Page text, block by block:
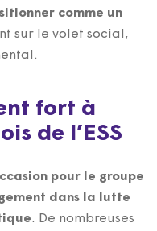
comme un
sur le volet social,
fort à
de l’ESS
pour le groupe
dans la lutte
. De nombreuses